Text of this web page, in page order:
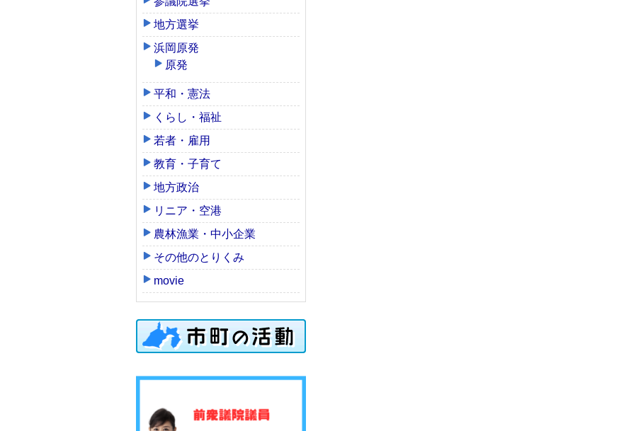
地方選挙
浜岡原発
原発
平和・憲法
くらし・福祉
若者・雇用
教育・子育て
地方政治
リニア・空港
農林漁業・中小企業
その他のとりくみ
movie